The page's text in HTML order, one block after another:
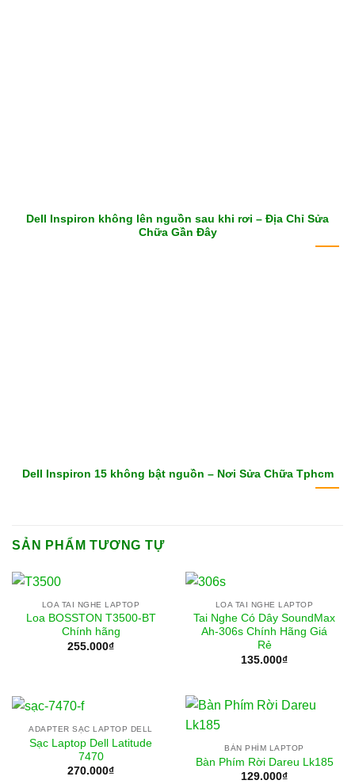
Dell Inspiron không lên nguồn sau khi rơi – Địa Chỉ Sửa
Chữa Gần Đây
Dell Inspiron 15 không bật nguồn – Nơi Sửa Chữa Tphcm
SẢN PHẨM TƯƠNG TỰ
LOA TAI NGHE LAPTOP
Loa BOSSTON T3500-BT
Chính hãng
255.000₫
LOA TAI NGHE LAPTOP
Tai Nghe Có Dây SoundMax
Ah-306s Chính Hãng Giá
Rẻ
135.000₫
ADAPTER SẠC LAPTOP DELL
Sạc Laptop Dell Latitude
7470
270.000₫
BÀN PHÍM LAPTOP
Bàn Phím Rời Dareu Lk185
129.000₫